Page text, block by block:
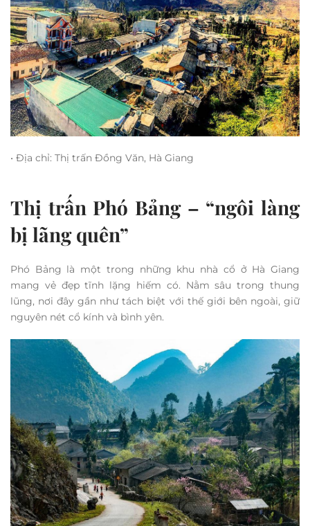
• Địa chỉ: Thị trấn Đồng Văn, Hà Giang
Thị trấn Phó Bảng – “ngôi làng
bị lãng quên”
Phó Bảng là một trong những khu nhà cổ ở Hà Giang
mang vẻ đẹp tĩnh lặng hiếm có. Nằm sâu trong thung
lũng, nơi đây gần như tách biệt với thế giới bên ngoài, giữ
nguyên nét cổ kính và bình yên.